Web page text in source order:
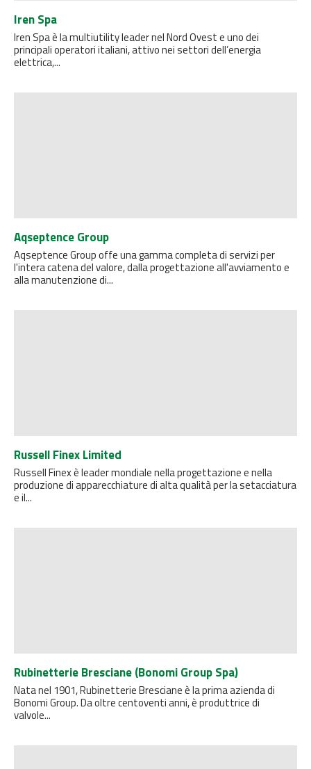
Iren Spa
Iren Spa è la multiutility leader nel Nord Ovest e uno dei
principali operatori italiani, attivo nei settori dell’energia
elettrica,...
Aqseptence Group
Aqseptence Group offe una gamma completa di servizi per
l'intera catena del valore, dalla progettazione all'avviamento e
alla manutenzione di...
Russell Finex Limited
Russell Finex è leader mondiale nella progettazione e nella
produzione di apparecchiature di alta qualità per la setacciatura
e il...
Rubinetterie Bresciane (Bonomi Group Spa)
Nata nel 1901, Rubinetterie Bresciane è la prima azienda di
Bonomi Group. Da oltre centoventi anni, è produttrice di
valvole...